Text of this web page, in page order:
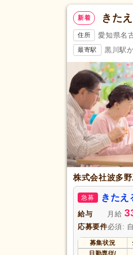
新着 きた
住所 愛知県名
最寄駅 黒川駅
株式会社波多
急募 きたえ
給与 月給
応募要件必須:
募集状況
日勤専従/